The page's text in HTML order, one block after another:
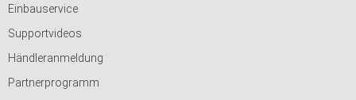
Einbauservice
Supportvideos
Händleranmeldung
Partnerprogramm